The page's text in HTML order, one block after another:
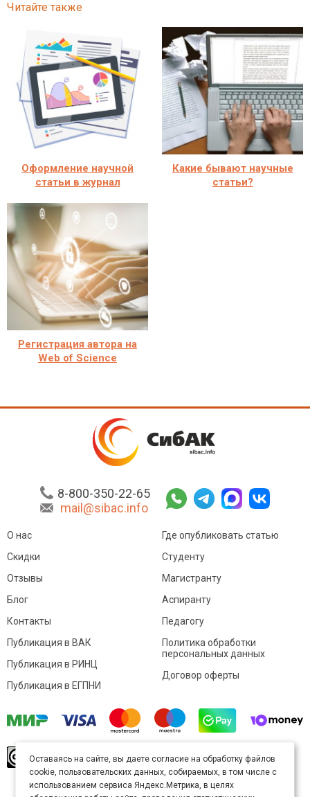
Читайте также
Оформление научной
статьи в журнал
Какие бывают научные
статьи?
Регистрация автора на
Web of Science
8-800-350-22-65
mail@sibac.info
О нас
Скидки
Отзывы
Блог
Контакты
Где опубликовать статью
Студенту
Магистранту
Аспиранту
Педагогу
Публикация в ВАК
Публикация в РИНЦ
Публикация в ЕГПНИ
Политика обработки
персональных данных
Договор оферты
произведение доступно полицензии Creative
Commons «Attribution» («Атрибуция») 4.0
Непортированная.
Оставаясь на сайте, вы даете согласие на обработку файлов
cookie, пользовательских данных, собираемых, в том числе с
использованием сервиса Яндекс.Метрика, в целях